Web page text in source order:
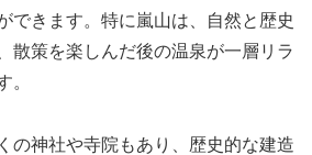
できます。特に嵐山は、自然と歴史
散策を楽しんだ後の温泉が一層リラ
。
の神社や寺院もあり、歴史的な建造